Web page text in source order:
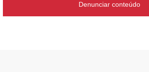
Denunciar conteúdo